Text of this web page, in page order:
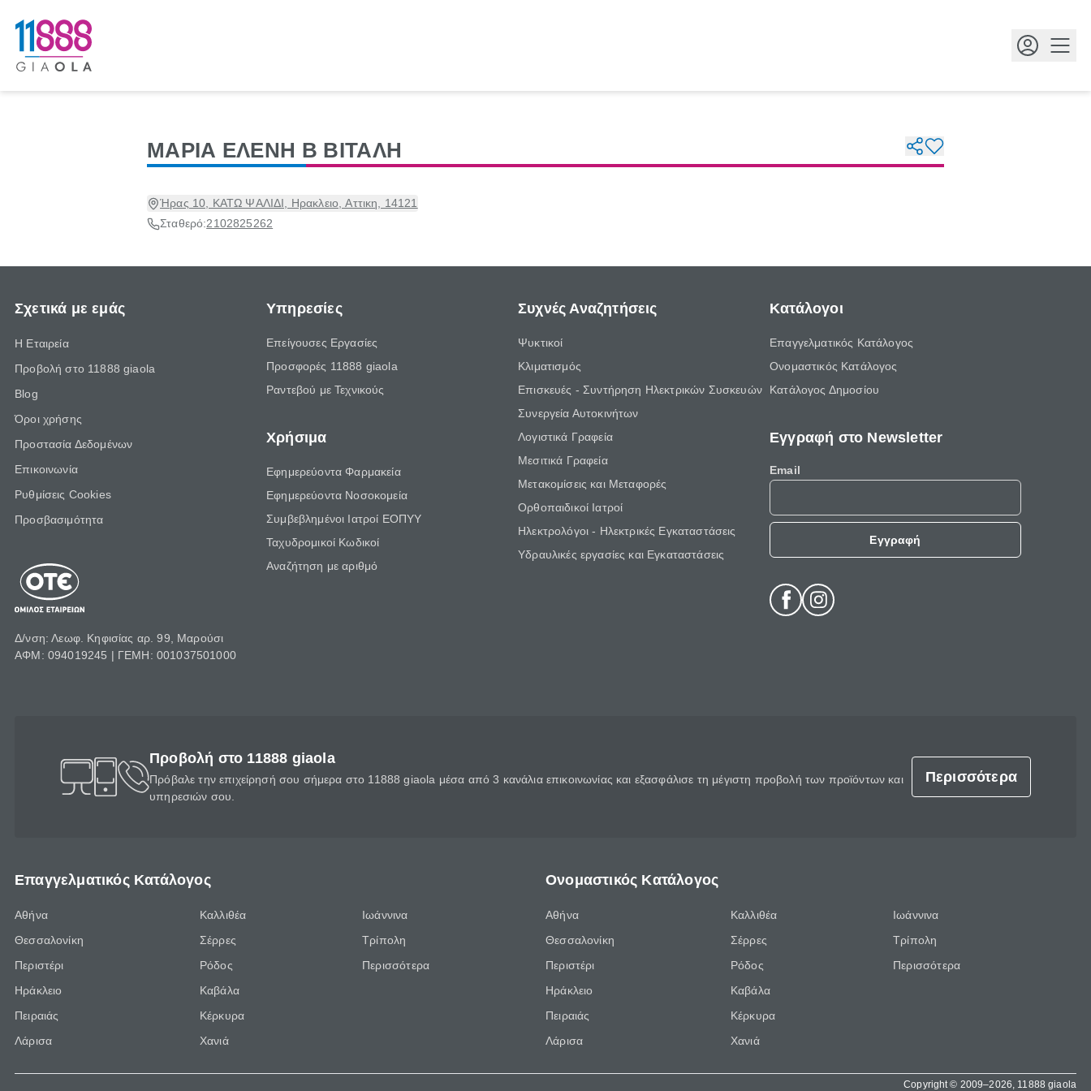
ΜΑΡΙΑ ΕΛΕΝΗ Β ΒΙΤΑΛΗ
Ήρας 10, ΚΑΤΩ ΨΑΛΙΔΙ, Ηρακλειο, Αττικη, 14121
Σταθερό:2102825262
Σχετικά με εμάς
Η Εταιρεία
Προβολή στο 11888 giaola
Blog
Όροι χρήσης
Προστασία Δεδομένων
Επικοινωνία
Ρυθμίσεις Cookies
Προσβασιμότητα
Δ/νση: Λεωφ. Κηφισίας αρ. 99, Μαρούσι
ΑΦΜ: 094019245 | ΓΕΜΗ: 001037501000
Υπηρεσίες
Επείγουσες Εργασίες
Προσφορές 11888 giaola
Ραντεβού με Τεχνικούς
Χρήσιμα
Εφημερεύοντα Φαρμακεία
Εφημερεύοντα Νοσοκομεία
Συμβεβλημένοι Ιατροί ΕΟΠΥΥ
Ταχυδρομικοί Κωδικοί
Αναζήτηση με αριθμό
Συχνές Αναζητήσεις
Ψυκτικοί
Κλιματισμός
Επισκευές - Συντήρηση Ηλεκτρικών Συσκευών
Συνεργεία Αυτοκινήτων
Λογιστικά Γραφεία
Μεσιτικά Γραφεία
Μετακομίσεις και Μεταφορές
Ορθοπαιδικοί Ιατροί
Ηλεκτρολόγοι - Ηλεκτρικές Εγκαταστάσεις
Υδραυλικές εργασίες και Εγκαταστάσεις
Κατάλογοι
Επαγγελματικός Κατάλογος
Ονομαστικός Κατάλογος
Κατάλογος Δημοσίου
Εγγραφή στο Newsletter
Email
Εγγραφή
Προβολή στο 11888 giaola
Πρόβαλε την επιχείρησή σου σήμερα στο 11888 giaola μέσα από 3 κανάλια επικοινωνίας και εξασφάλισε τη μέγιστη προβολή των προϊόντων και
υπηρεσιών σου.
Περισσότερα
Επαγγελματικός Κατάλογος
Αθήνα
Θεσσαλονίκη
Περιστέρι
Ηράκλειο
Πειραιάς
Λάρισα
Καλλιθέα
Σέρρες
Ρόδος
Καβάλα
Κέρκυρα
Χανιά
Ιωάννινα
Τρίπολη
Περισσότερα
Ονομαστικός Κατάλογος
Αθήνα
Θεσσαλονίκη
Περιστέρι
Ηράκλειο
Πειραιάς
Λάρισα
Καλλιθέα
Σέρρες
Ρόδος
Καβάλα
Κέρκυρα
Χανιά
Ιωάννινα
Τρίπολη
Περισσότερα
Copyright © 2009–2026, 11888 giaola